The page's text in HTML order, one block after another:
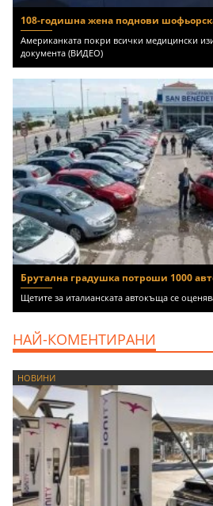
108-годишна жена поднови
Американката покри всички медицински
документа (ВИДЕО)
Брутална градушка потроши 1000
Щетите за италианската автокъща се
НАЙ-КОМЕНТИРАНИ
НОВИНИ